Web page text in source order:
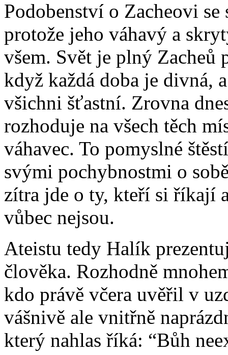
Podobenství o Zacheovi
protože jeho váhavý a
všem. Svět je plný Zacheů
když každá doba je divná,
všichni šťastní. Zrovna
rozhoduje na všech těch
váhavec. To pomyslné
svými pochybnostmi o
zítra jde o ty, kteří si říkají
vůbec nejsou.
Ateistu tedy Halík
člověka. Rozhodně
kdo právě včera uvěřil v
vášnivě ale vnitřně
který nahlas říká: “Bůh